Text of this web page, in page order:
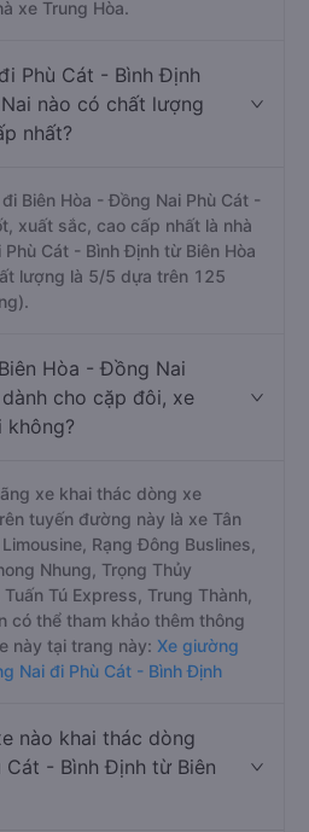
xe Trung Hòa.
Phù Cát - Bình Định
nào có chất lượng
nhất?
Biên Hòa - Đồng Nai Phù Cát -
xuất sắc, cao cấp nhất là nhà
Cát - Bình Định từ Biên Hòa
lượng là 5/5 dựa trên 125
Hòa - Đồng Nai
cho cặp đôi, xe
không?
xe khai thác dòng xe
tuyến đường này là xe Tân
Rạng Đông Buslines,
Nhung, Trọng Thủy
Tú Express, Trung Thành,
có thể tham khảo thêm thông
này tại trang này: Xe giường
Nai đi Phù Cát - Bình Định
nào khai thác dòng
Cát - Bình Định từ Biên